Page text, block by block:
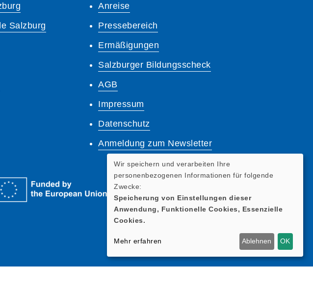
Salzburg
Anreise
Pressebereich
Ermäßigungen
Salzburger Bildungsscheck
AGB
Impressum
Datenschutz
Anmeldung zum Newsletter
Wir speichern und verarbeiten Ihre
personenbezogenen Informationen für folgende
Zwecke:
Speicherung von Einstellungen dieser
Anwendung, Funktionelle Cookies, Essenzielle
Cookies.
Mehr erfahren Ablehnen OK